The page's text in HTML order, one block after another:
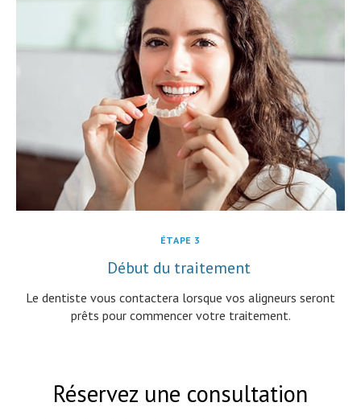
ÉTAPE 3
Début du traitement
Le dentiste vous contactera lorsque vos aligneurs seront
prêts pour commencer votre traitement.
Réservez une consultation